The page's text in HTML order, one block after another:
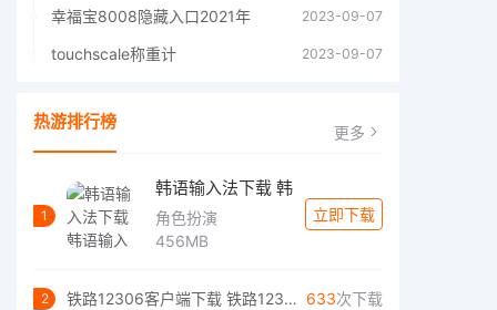
幸福宝8008隐藏入口2021年 2023-09-07
touchscale称重计 2023-09-07
热游排行榜 更多
1
韩语输入法下载 韩
角色扮演
456MB
立即下载
2 铁路12306客户端下载 铁路12306客户端「v6.6.5」手机版 633次下载